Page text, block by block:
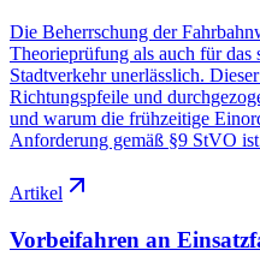
Die Beherrschung der
Theorieprüfung als auch für das
Stadtverkehr unerlässlich.
Richtungspfeile und
und warum die frühzeitige
Anforderung gemäß §9 StVO
Artikel
Vorbeifahren an